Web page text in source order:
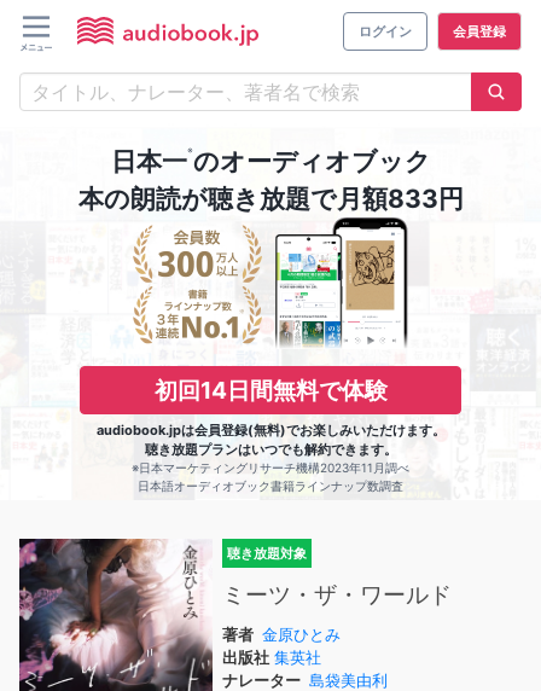
ログイン 会員登録
日本一※のオーディオブック
本の朗読が聴き放題で月額833円
初回14日間無料で体験
audiobook.jpは会員登録(無料)でお楽しみいただけます。
聴き放題プランはいつでも解約できます。
※日本マーケティングリサーチ機構2023年11月調べ
日本語オーディオブック書籍ラインナップ数調査
聴き放題対象
ミーツ・ザ・ワールド
著者 金原ひとみ
出版社 集英社
ナレーター 島袋美由利